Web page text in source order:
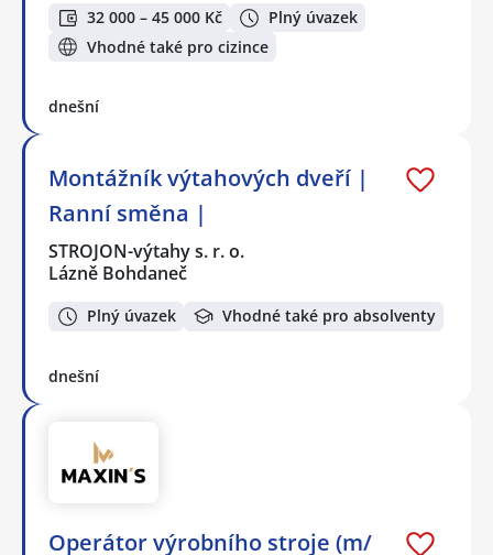
32 000 – 45 000 Kč
Plný úvazek
Vhodné také pro cizince
dnešní
Montážník výtahových dveří |
Ranní směna |
STROJON-výtahy s. r. o.
Lázně Bohdaneč
Plný úvazek Vhodné také pro absolventy
dnešní
Operátor výrobního stroje (m/